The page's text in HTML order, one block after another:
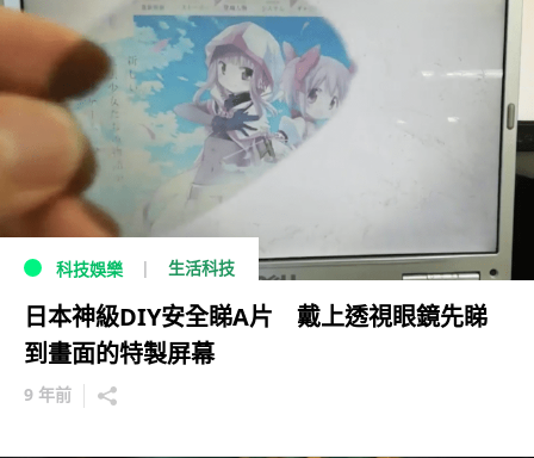
科技娛樂 生活科技
日本神級DIY安全睇A片 戴上透視眼鏡先睇
到畫面的特製屏幕
9 年前